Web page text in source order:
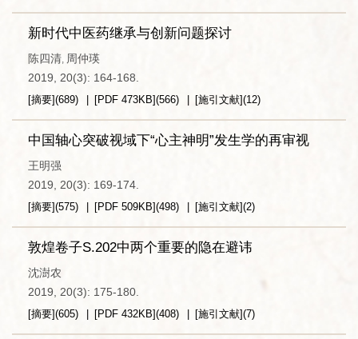
新时代中医药继承与创新问题探讨
陈四清, 周仲瑛
2019, 20(3): 164-168.
[摘要](689) [PDF 473KB](566) [施引文献](12)
中国轴心突破视域下“心主神明”发生学的再审视
王明强
2019, 20(3): 169-174.
[摘要](575) [PDF 509KB](498) [施引文献](2)
敦煌卷子S.202中两个重要的隐在避讳
沈澍农
2019, 20(3): 175-180.
[摘要](605) [PDF 432KB](408) [施引文献](7)